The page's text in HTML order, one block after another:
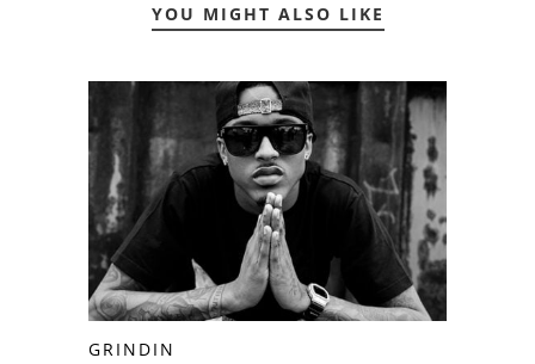
YOU MIGHT ALSO LIKE
GRINDIN